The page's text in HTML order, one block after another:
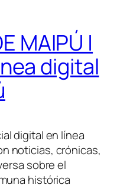
MAIPÚ |
digital
digital en línea
noticias, crónicas,
sobre el
histórica